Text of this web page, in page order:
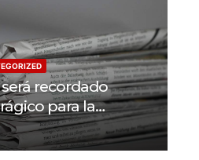
recordado
para la
Un tercio de los
por Israel